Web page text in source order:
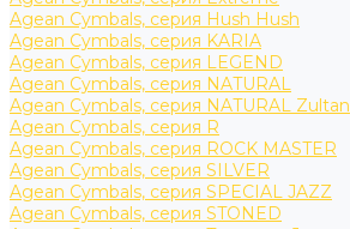
Agean Cymbals, серия Hush Hush
Agean Cymbals, серия KARIA
Agean Cymbals, серия LEGEND
Agean Cymbals, серия NATURAL
Agean Cymbals, серия NATURAL Zultan
Agean Cymbals, серия R
Agean Cymbals, серия ROCK MASTER
Agean Cymbals, серия SILVER
Agean Cymbals, серия SPECIAL JAZZ
Agean Cymbals, серия STONED